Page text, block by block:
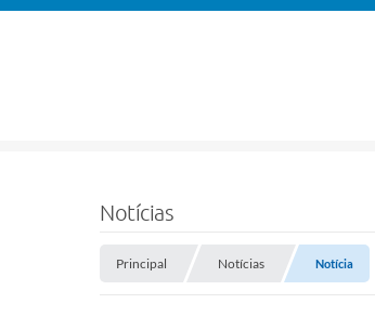
Notícias
Principal Notícias Notícia